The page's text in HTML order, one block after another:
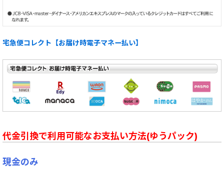
宅急便コレクト【お届け時電子マネー払い】
代金引換で利用可能なお支払い方法(ゆうパック)
現金のみ